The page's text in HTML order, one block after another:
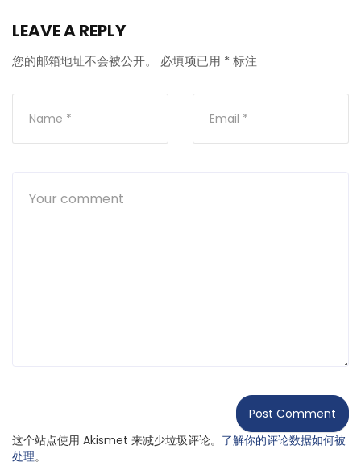
LEAVE A REPLY
您的邮箱地址不会被公开。 必填项已用 * 标注
这个站点使用 Akismet 来减少垃圾评论。 了解你的评论数据如何被
处理。